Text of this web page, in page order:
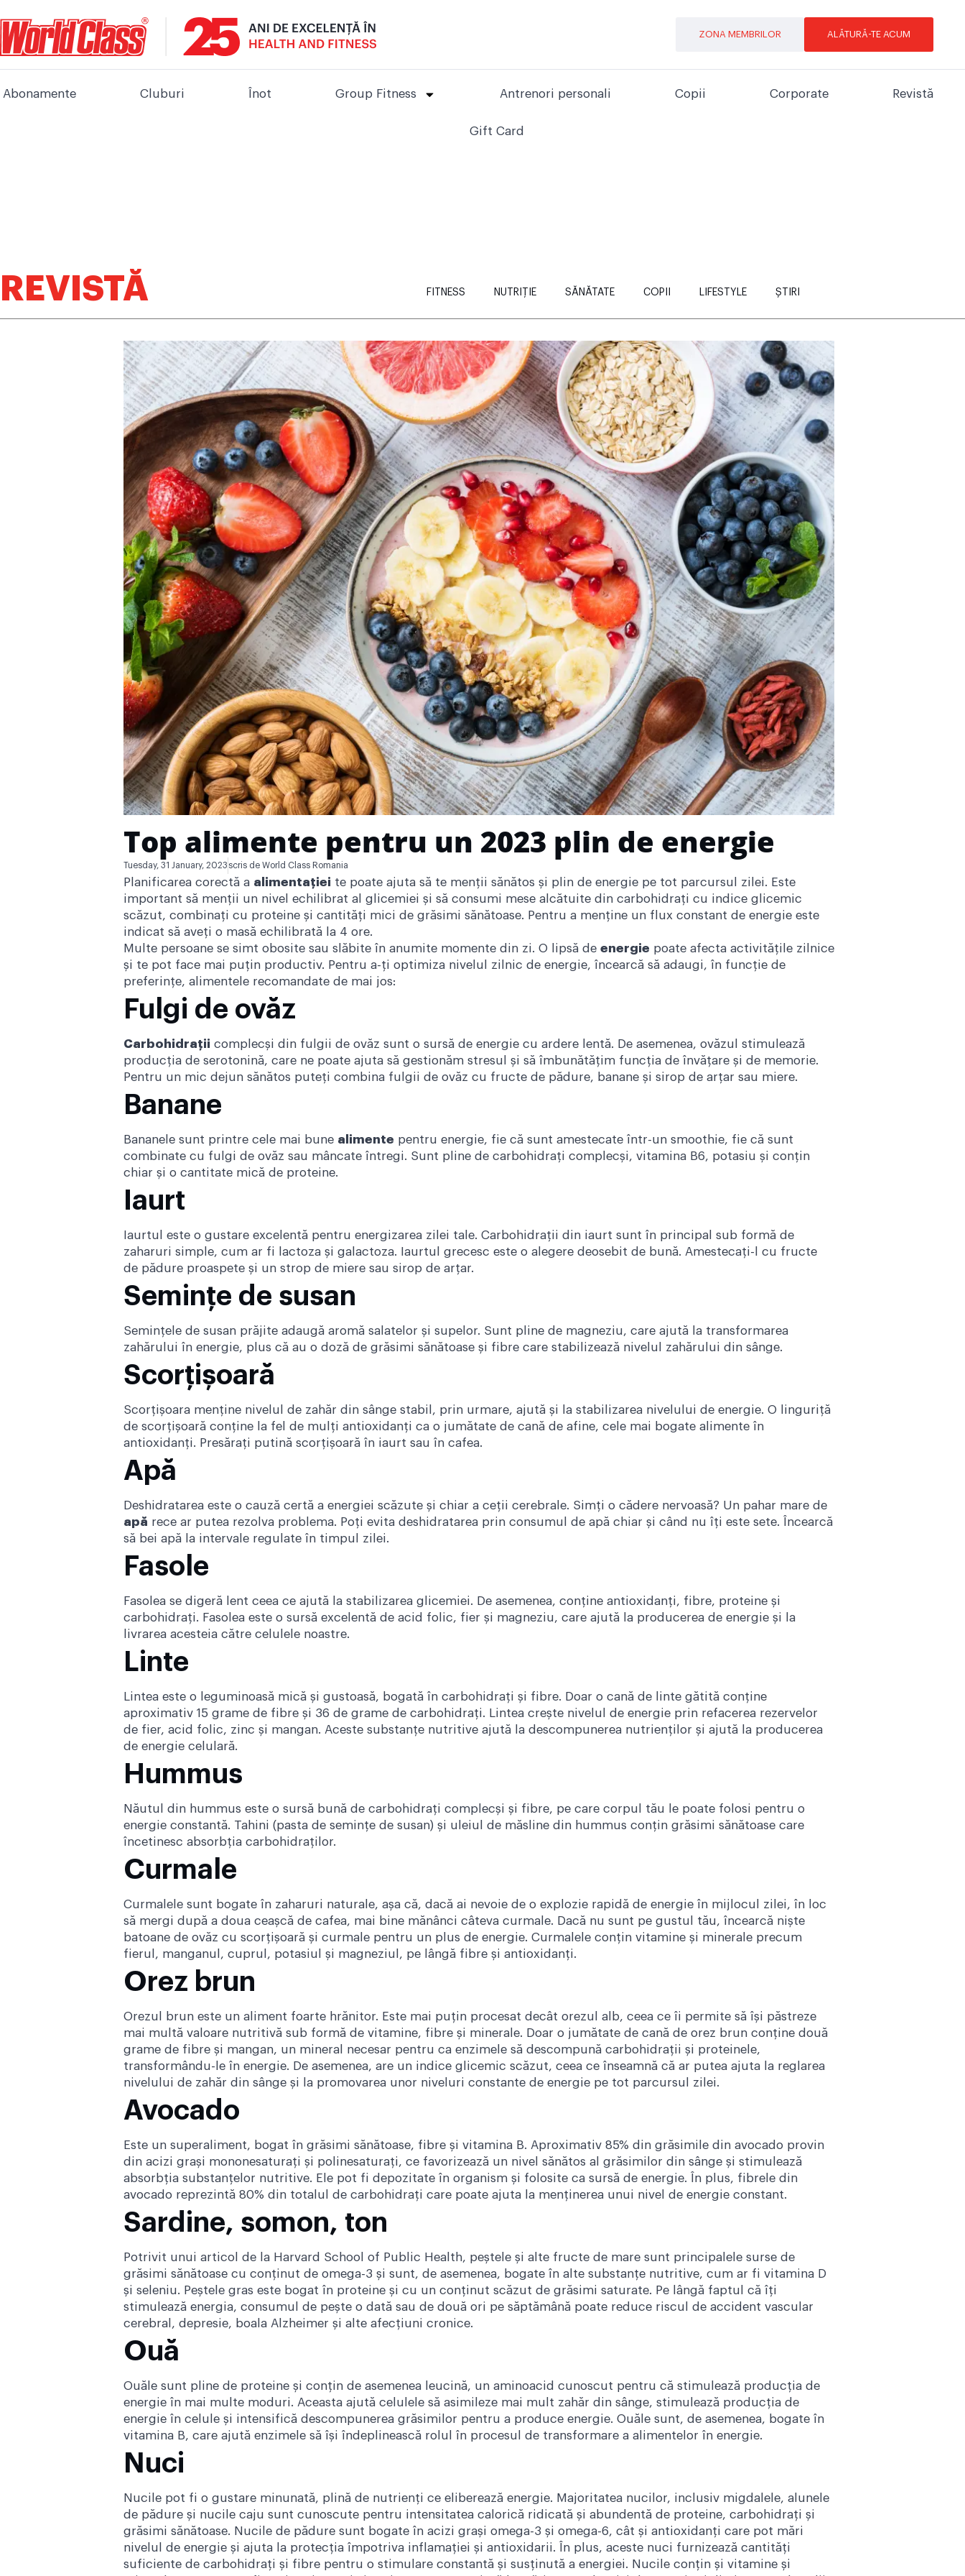
ZONA MEMBRILOR ALĂTURĂ-TE ACUM
Abonamente Cluburi Înot Group Fitness Antrenori personali Copii Corporate Revistă
Gift Card
REVISTĂ FITNESS NUTRIȚIE SĂNĂTATE COPII LIFESTYLE ȘTIRI
Top alimente pentru un 2023 plin de energie
Tuesday, 31 January, 2023 scris de World Class Romania
Planificarea corectă a alimentației te poate ajuta să te menții sănătos și plin de energie pe tot parcursul zilei. Este
important să menții un nivel echilibrat al glicemiei și să consumi mese alcătuite din carbohidrați cu indice glicemic
scăzut, combinați cu proteine și cantități mici de grăsimi sănătoase. Pentru a menține un flux constant de energie este
indicat să aveți o masă echilibrată la 4 ore.
Multe persoane se simt obosite sau slăbite în anumite momente din zi. O lipsă de energie poate afecta activitățile zilnice
și te pot face mai puțin productiv. Pentru a-ți optimiza nivelul zilnic de energie, încearcă să adaugi, în funcție de
preferințe, alimentele recomandate de mai jos:
Fulgi de ovăz
Carbohidrații complecși din fulgii de ovăz sunt o sursă de energie cu ardere lentă. De asemenea, ovăzul stimulează
producția de serotonină, care ne poate ajuta să gestionăm stresul și să îmbunătățim funcția de învățare și de memorie.
Pentru un mic dejun sănătos puteți combina fulgii de ovăz cu fructe de pădure, banane și sirop de arțar sau miere.
Banane
Bananele sunt printre cele mai bune alimente pentru energie, fie că sunt amestecate într-un smoothie, fie că sunt
combinate cu fulgi de ovăz sau mâncate întregi. Sunt pline de carbohidrați complecși, vitamina B6, potasiu și conțin
chiar și o cantitate mică de proteine.
Iaurt
Iaurtul este o gustare excelentă pentru energizarea zilei tale. Carbohidrații din iaurt sunt în principal sub formă de
zaharuri simple, cum ar fi lactoza și galactoza. Iaurtul grecesc este o alegere deosebit de bună. Amestecați-l cu fructe
de pădure proaspete și un strop de miere sau sirop de arțar.
Semințe de susan
Semințele de susan prăjite adaugă aromă salatelor și supelor. Sunt pline de magneziu, care ajută la transformarea
zahărului în energie, plus că au o doză de grăsimi sănătoase și fibre care stabilizează nivelul zahărului din sânge.
Scorțișoară
Scorțișoara menține nivelul de zahăr din sânge stabil, prin urmare, ajută și la stabilizarea nivelului de energie. O linguriță
de scorțișoară conține la fel de mulți antioxidanți ca o jumătate de cană de afine, cele mai bogate alimente în
antioxidanți. Presărați putină scorțișoară în iaurt sau în cafea.
Apă
Deshidratarea este o cauză certă a energiei scăzute și chiar a ceții cerebrale. Simți o cădere nervoasă? Un pahar mare de
apă rece ar putea rezolva problema. Poți evita deshidratarea prin consumul de apă chiar și când nu îți este sete. Încearcă
să bei apă la intervale regulate în timpul zilei.
Fasole
Fasolea se digeră lent ceea ce ajută la stabilizarea glicemiei. De asemenea, conține antioxidanți, fibre, proteine și
carbohidrați. Fasolea este o sursă excelentă de acid folic, fier și magneziu, care ajută la producerea de energie și la
livrarea acesteia către celulele noastre.
Linte
Lintea este o leguminoasă mică și gustoasă, bogată în carbohidrați și fibre. Doar o cană de linte gătită conține
aproximativ 15 grame de fibre și 36 de grame de carbohidrați. Lintea crește nivelul de energie prin refacerea rezervelor
de fier, acid folic, zinc și mangan. Aceste substanțe nutritive ajută la descompunerea nutrienților și ajută la producerea
de energie celulară.
Hummus
Năutul din hummus este o sursă bună de carbohidrați complecși și fibre, pe care corpul tău le poate folosi pentru o
energie constantă. Tahini (pasta de semințe de susan) și uleiul de măsline din hummus conțin grăsimi sănătoase care
încetinesc absorbția carbohidraților.
Curmale
Curmalele sunt bogate în zaharuri naturale, așa că, dacă ai nevoie de o explozie rapidă de energie în mijlocul zilei, în loc
să mergi după a doua ceașcă de cafea, mai bine mănânci câteva curmale. Dacă nu sunt pe gustul tău, încearcă niște
batoane de ovăz cu scorțișoară și curmale pentru un plus de energie. Curmalele conțin vitamine și minerale precum
fierul, manganul, cuprul, potasiul și magneziul, pe lângă fibre și antioxidanți.
Orez brun
Orezul brun este un aliment foarte hrănitor. Este mai puțin procesat decât orezul alb, ceea ce îi permite să își păstreze
mai multă valoare nutritivă sub formă de vitamine, fibre și minerale. Doar o jumătate de cană de orez brun conține două
grame de fibre și mangan, un mineral necesar pentru ca enzimele să descompună carbohidrații și proteinele,
transformându-le în energie. De asemenea, are un indice glicemic scăzut, ceea ce înseamnă că ar putea ajuta la reglarea
nivelului de zahăr din sânge și la promovarea unor niveluri constante de energie pe tot parcursul zilei.
Avocado
Este un superaliment, bogat în grăsimi sănătoase, fibre și vitamina B. Aproximativ 85% din grăsimile din avocado provin
din acizi grași mononesaturați și polinesaturați, ce favorizează un nivel sănătos al grăsimilor din sânge și stimulează
absorbția substanțelor nutritive. Ele pot fi depozitate în organism și folosite ca sursă de energie. În plus, fibrele din
avocado reprezintă 80% din totalul de carbohidrați care poate ajuta la menținerea unui nivel de energie constant.
Sardine, somon, ton
Potrivit unui articol de la Harvard School of Public Health, peștele și alte fructe de mare sunt principalele surse de
grăsimi sănătoase cu conținut de omega-3 și sunt, de asemenea, bogate în alte substanțe nutritive, cum ar fi vitamina D
și seleniu. Peștele gras este bogat în proteine și cu un conținut scăzut de grăsimi saturate. Pe lângă faptul că îți
stimulează energia, consumul de pește o dată sau de două ori pe săptămână poate reduce riscul de accident vascular
cerebral, depresie, boala Alzheimer și alte afecțiuni cronice.
Ouă
Ouăle sunt pline de proteine și conțin de asemenea leucină, un aminoacid cunoscut pentru că stimulează producția de
energie în mai multe moduri. Aceasta ajută celulele să asimileze mai mult zahăr din sânge, stimulează producția de
energie în celule și intensifică descompunerea grăsimilor pentru a produce energie. Ouăle sunt, de asemenea, bogate în
vitamina B, care ajută enzimele să își îndeplinească rolul în procesul de transformare a alimentelor în energie.
Nuci
Nucile pot fi o gustare minunată, plină de nutrienți ce eliberează energie. Majoritatea nucilor, inclusiv migdalele, alunele
de pădure și nucile caju sunt cunoscute pentru intensitatea calorică ridicată și abundentă de proteine, carbohidrați și
grăsimi sănătoase. Nucile de pădure sunt bogate în acizi grași omega-3 și omega-6, cât și antioxidanți care pot mări
nivelul de energie și ajuta la protecția împotriva inflamației și antioxidarii. În plus, aceste nuci furnizează cantități
suficiente de carbohidrați și fibre pentru o stimulare constantă și susținută a energiei. Nucile conțin și vitamine și